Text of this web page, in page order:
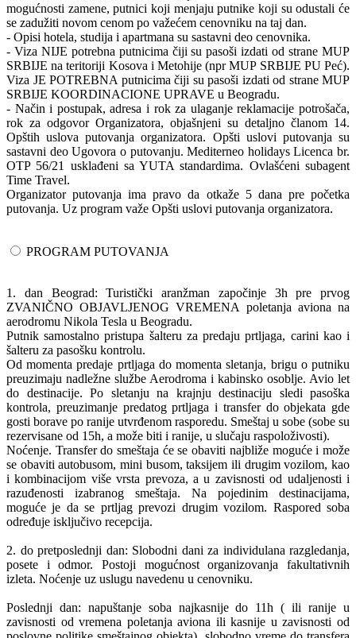
mogućnosti zamene, putnici koji menjaju putnike koji su odustali će
se zadužiti novom cenom po važećem cenovniku na taj dan.
- Opisi hotela, studija i apartmana su sastavni deo cenovnika.
- Viza NIJE potrebna putnicima čiji su pasoši izdati od strane MUP
SRBIJE na teritoriji Kosova i Metohije (npr MUP SRBIJE PU Peć).
Viza JE POTREBNA putnicima čiji su pasoši izdati od strane MUP
SRBIJE KOORDINACIONE UPRAVE u Beogradu.
- Način i postupak, adresa i rok za ulaganje reklamacije potrošača,
rok za odgovor Organizatora, objašnjeni su detaljno članom 14.
Opštih uslova putovanja organizatora. Opšti uslovi putovanja su
sastavni deo Ugovora o putovanju. Mediterneo holidays Licenca br.
OTP 56/21 usklađeni sa YUTA standardima. Ovlašćeni subagent
Time Travel.
Organizator putovanja ima pravo da otkaže 5 dana pre početka
putovanja. Uz program važe Opšti uslovi putovanja organizatora.
PROGRAM PUTOVANJA
1. dan Beograd: Turistički aranžman započinje 3h pre prvog
ZVANIČNO OBJAVLJENOG VREMENA poletanja aviona na
aerodromu Nikola Tesla u Beogradu.
Putnik samostalno pristupa šalteru za predaju prtljaga, carini kao i
šalteru za pasošku kontrolu.
Od momenta predaje prtljaga do momenta sletanja, brigu o putniku
preuzimaju nadležne službe Aerodroma i kabinsko osoblje. Avio let
do destinacije. Po sletanju na krajnju destinaciju sledi pasoška
kontrola, preuzimanje predatog prtljaga i transfer do objekata gde
gosti borave po ranije utvrđenom rasporedu. Smeštaj u sobe (sobe su
rezervisane od 15h, a može biti i ranije, u slučaju raspoloživosti).
Noćenje. Transfer do smeštaja će se obaviti najbliže moguće i može
se obaviti autobusom, mini busom, taksijem ili drugim vozilom, kao
i kombinacijom više vrsta prevoza, a u zavisnosti od udaljenosti i
razuđenosti izabranog smeštaja. Na pojedinim destinacijama,
moguće je da se prtljag prevozi drugim vozilom. Raspored soba
određuje isključivo recepcija.
2. do pretposlednji dan: Slobodni dani za individulana razgledanja,
posete i odmor. Postoji mogućnost organizovanja fakultativnih
izleta. Noćenje uz uslugu navedenu u cenovniku.
Poslednji dan: napuštanje soba najkasnije do 11h ( ili ranije u
zavisnosti od vremena poletanja aviona ili kasnije u zavisnosti od